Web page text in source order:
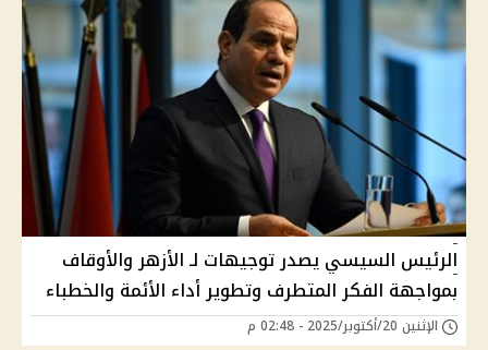
الرئيس السيسي يصدر توجيهات لـ الأزهر والأوقاف
بمواجهة الفكر المتطرف وتطوير أداء الأئمة والخطباء
الإثنين 20/أكتوبر/2025 - 02:48 م